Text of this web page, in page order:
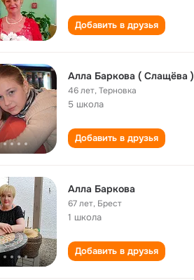
Добавить в друзья
Алла Баркова ( Слащёва )
46 лет,Терновка
5 школа
Добавить в друзья
Алла Баркова
67 лет, Брест
1 школа
Добавить в друзья